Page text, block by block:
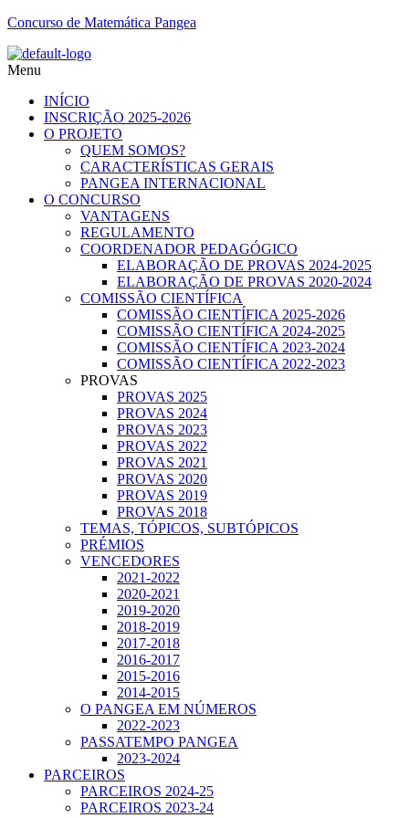
Concurso de Matemática Pangea
Menu
INÍCIO
INSCRIÇÃO 2025-2026
O PROJETO
QUEM SOMOS?
CARACTERÍSTICAS GERAIS
PANGEA INTERNACIONAL
O CONCURSO
VANTAGENS
REGULAMENTO
COORDENADOR PEDAGÓGICO
ELABORAÇÃO DE PROVAS 2024-2025
ELABORAÇÃO DE PROVAS 2020-2024
COMISSÃO CIENTÍFICA
COMISSÃO CIENTÍFICA 2025-2026
COMISSÃO CIENTÍFICA 2024-2025
COMISSÃO CIENTÍFICA 2023-2024
COMISSÃO CIENTÍFICA 2022-2023
PROVAS
PROVAS 2025
PROVAS 2024
PROVAS 2023
PROVAS 2022
PROVAS 2021
PROVAS 2020
PROVAS 2019
PROVAS 2018
TEMAS, TÓPICOS, SUBTÓPICOS
PRÉMIOS
VENCEDORES
2021-2022
2020-2021
2019-2020
2018-2019
2017-2018
2016-2017
2015-2016
2014-2015
O PANGEA EM NÚMEROS
2022-2023
PASSATEMPO PANGEA
2023-2024
PARCEIROS
PARCEIROS 2024-25
PARCEIROS 2023-24